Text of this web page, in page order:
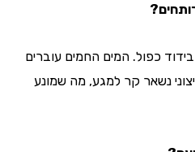
כפול. המים החמים עוברים
נשאר קר למגע, מה שמונע